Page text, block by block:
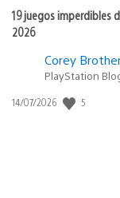
19 juegos imperdibles
2026
Corey
PlayStation
Fecha
14/07/2026 5